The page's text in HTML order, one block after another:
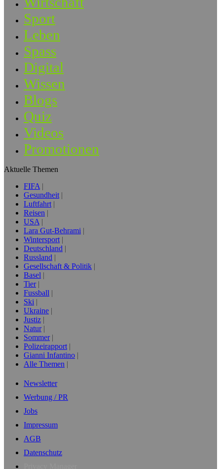
Sport
Leben
Spass
Digital
Wissen
Blogs
Quiz
Videos
Promotionen
Aktuelle Themen
FIFA
Gesundheit
Luftfahrt
Reisen
USA
Lara Gut-Behrami
Wintersport
Deutschland
Russland
Gesellschaft & Politik
Basel
Tier
Fussball
Ski
Ukraine
Justiz
Natur
Sommer
Polizeirapport
Gianni Infantino
Alle Themen
Newsletter
Werbung / PR
Jobs
Impressum
AGB
Datenschutz